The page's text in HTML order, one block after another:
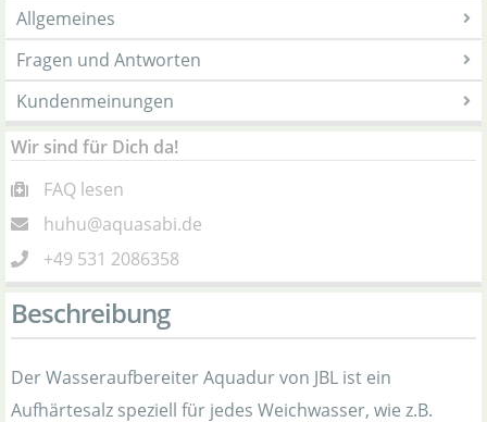
Allgemeines
Fragen und Antworten
Kundenmeinungen
Wir sind für Dich da!
FAQ lesen
huhu@aquasabi.de
+49 531 2086358
Beschreibung
Der Wasseraufbereiter Aquadur von JBL ist ein
Aufhärtesalz speziell für jedes Weichwasser, wie z.B.